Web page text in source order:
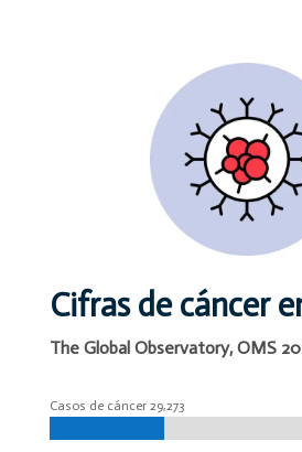
Cifras de cáncer
The Global Observatory, OMS
Casos de cáncer 29,273